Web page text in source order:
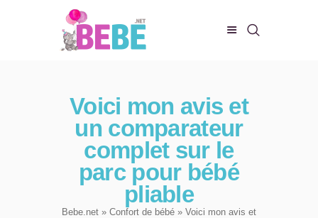
Voici mon avis et
un comparateur
complet sur le
parc pour bébé
pliable
Bebe.net » Confort de bébé » Voici mon avis et
CHAMBRE DE BEBE
BIEN-ÊTRE
ALIMENTATION
EVEIL ET JEUX
CONFORT DE BÉBÉ